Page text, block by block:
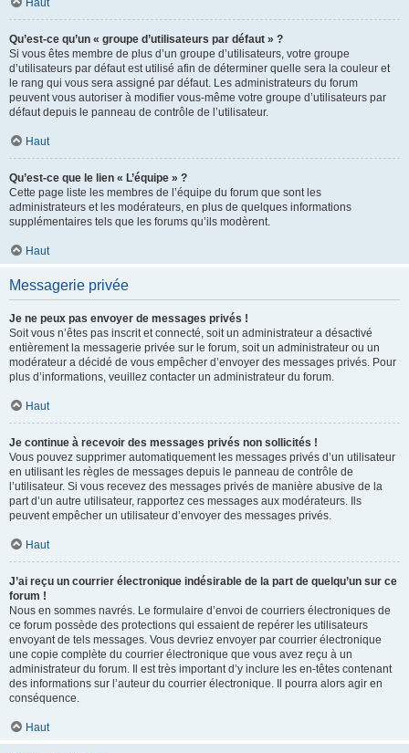
Haut
Qu’est-ce qu’un « groupe d’utilisateurs par défaut » ?
Si vous êtes membre de plus d’un groupe d’utilisateurs, votre groupe
d’utilisateurs par défaut est utilisé afin de déterminer quelle sera la couleur et
le rang qui vous sera assigné par défaut. Les administrateurs du forum
peuvent vous autoriser à modifier vous-même votre groupe d’utilisateurs par
défaut depuis le panneau de contrôle de l’utilisateur.
Haut
Qu’est-ce que le lien « L’équipe » ?
Cette page liste les membres de l’équipe du forum que sont les
administrateurs et les modérateurs, en plus de quelques informations
supplémentaires tels que les forums qu’ils modèrent.
Haut
Messagerie privée
Je ne peux pas envoyer de messages privés !
Soit vous n’êtes pas inscrit et connecté, soit un administrateur a désactivé
entièrement la messagerie privée sur le forum, soit un administrateur ou un
modérateur a décidé de vous empêcher d’envoyer des messages privés. Pour
plus d’informations, veuillez contacter un administrateur du forum.
Haut
Je continue à recevoir des messages privés non sollicités !
Vous pouvez supprimer automatiquement les messages privés d’un utilisateur
en utilisant les règles de messages depuis le panneau de contrôle de
l’utilisateur. Si vous recevez des messages privés de manière abusive de la
part d’un autre utilisateur, rapportez ces messages aux modérateurs. Ils
peuvent empêcher un utilisateur d’envoyer des messages privés.
Haut
J’ai reçu un courrier électronique indésirable de la part de quelqu’un sur ce
forum !
Nous en sommes navrés. Le formulaire d’envoi de courriers électroniques de
ce forum possède des protections qui essaient de repérer les utilisateurs
envoyant de tels messages. Vous devriez envoyer par courrier électronique
une copie complète du courrier électronique que vous avez reçu à un
administrateur du forum. Il est très important d’y inclure les en-têtes contenant
des informations sur l’auteur du courrier électronique. Il pourra alors agir en
conséquence.
Haut